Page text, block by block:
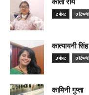
2 पोस्ट 0 टिप्पणी
कात्यायनी सिंह
3 पोस्ट 0 टिप्पणी
कामिनी गुप्ता